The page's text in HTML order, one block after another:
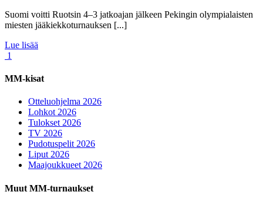
Suomi voitti Ruotsin 4–3 jatkoajan jälkeen Pekingin olympialaisten
miesten jääkiekkoturnauksen [...]
Lue lisää
1
MM-kisat
Otteluohjelma 2026
Lohkot 2026
Tulokset 2026
TV 2026
Pudotuspelit 2026
Liput 2026
Maajoukkueet 2026
Muut MM-turnaukset